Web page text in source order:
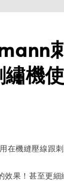
機
在機縫壓線跟
效果！甚至更細